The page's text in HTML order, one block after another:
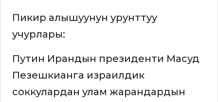
Пикир алышуунун урунттуу
учурлары:
Путин Ирандын президенти Масуд
Пезешкианга израилдик
соккулардан улам жарандардын